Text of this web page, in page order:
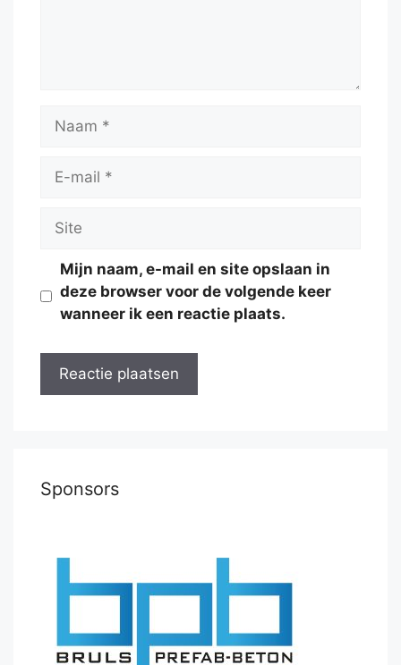
Naam
Site
Mijn naam, e-mail en site opslaan in
deze browser voor de volgende keer
wanneer ik een reactie plaats.
Sponsors